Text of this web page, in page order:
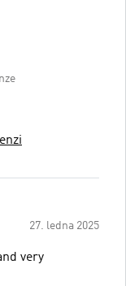
27. ledna 2025
very